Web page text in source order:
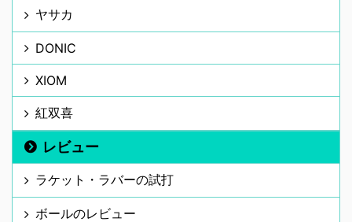
ヤサカ
DONIC
XIOM
紅双喜
レビュー
ラケット・ラバーの試打
ボールのレビュー